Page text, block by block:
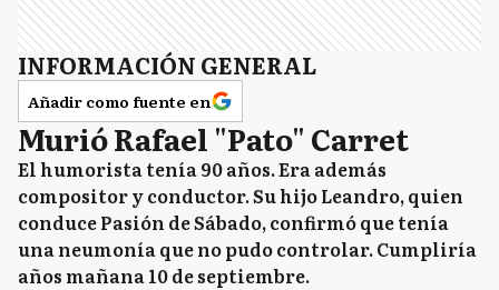
INFORMACIÓN GENERAL
Añadir como fuente en
Murió Rafael "Pato" Carret
El humorista tenía 90 años. Era además
compositor y conductor. Su hijo Leandro, quien
conduce Pasión de Sábado, confirmó que tenía
una neumonía que no pudo controlar. Cumpliría
años mañana 10 de septiembre.